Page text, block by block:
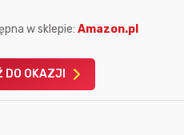
w sklepie:Amazon.pl
DO OKAZJIKarta podarunkowa
Allegro 150zł